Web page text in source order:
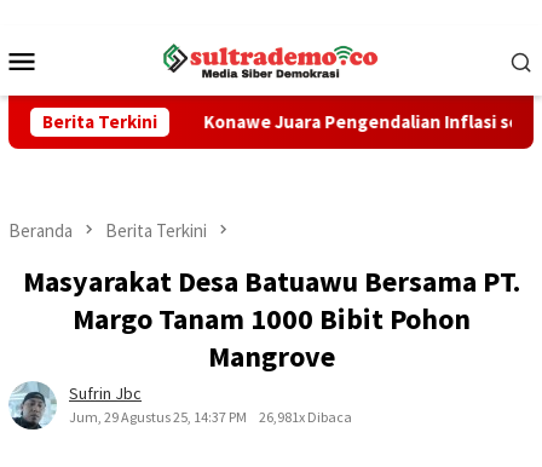
konten
Mobile
Berita Terkini
Konawe Juara Pengendalian Inflasi se-Sultra! Tembus
Beranda Berita Terkini
Masyarakat Desa Batuawu Bersama PT.
Margo Tanam 1000 Bibit Pohon
Mangrove
Sufrin Jbc
Jum, 29 Agustus 25, 14:37 PM 26,981x Dibaca